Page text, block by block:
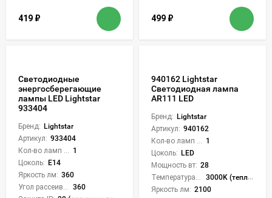
419 ₽ 499 ₽
Светодиодные
энергосберегающие
лампы LED Lightstar
933404
Бренд: Lightstar
Артикул: 933404
1
Цоколь: E14
Яркость лм: 360
360
940162 Lightstar
Светодиодная лампа
AR111 LED
Бренд: Lightstar
Артикул: 940162
1
Цоколь: LED
Мощность вт: 28
3000K (теплый)
Яркость лм: 2100